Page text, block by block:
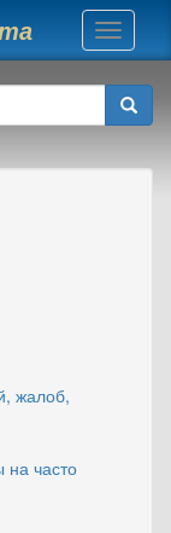
Toggle
жалоб,
на часто